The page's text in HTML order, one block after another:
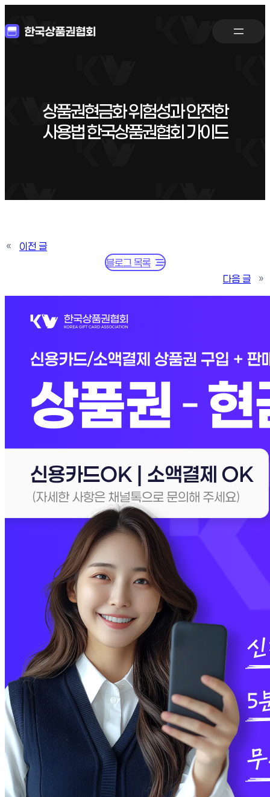
상품권현금화 위험성과 안전한
사용법 한국상품권협회 가이드
«
이전 글
블로그 목록
다음 글
»